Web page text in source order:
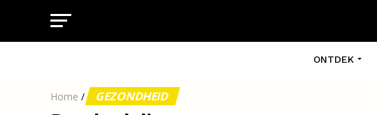
ONTDEK
Home / GEZONDHEID